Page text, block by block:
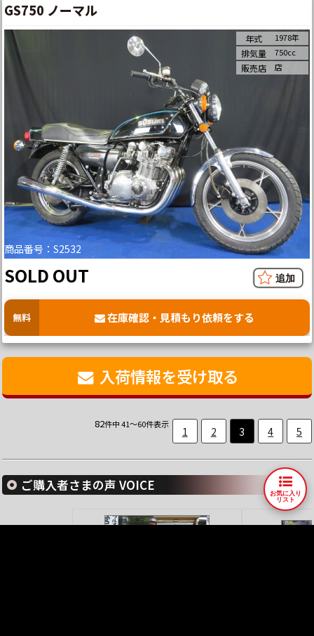
GS750 ノーマル
商品番号：S2532
年式 1978年
排気量 750cc
販売店 店
SOLD OUT
無料 在庫確認・見積もり依頼をする
入荷情報を受け取る
82件中 41～60件表示
1 2 3 4 5
ご購入者さまの声 VOICE
お気に入り
リスト